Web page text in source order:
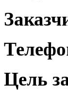
Цель